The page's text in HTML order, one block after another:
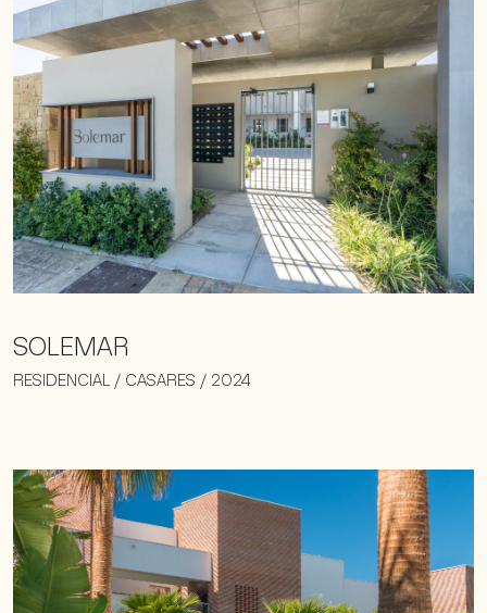
SOLEMAR
RESIDENCIAL / CASARES / 2024